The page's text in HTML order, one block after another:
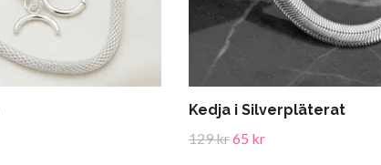
Kedja i Silverpläterat
129 kr65 kr